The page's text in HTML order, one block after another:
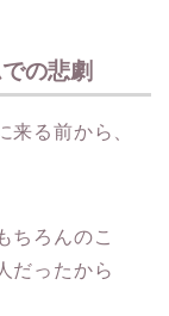
の悲劇
来る前から、
ちろんのこ
だったから